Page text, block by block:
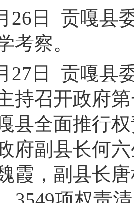
26日 贡嘎县
考察。
27日 贡嘎县
持召开政府
县全面推行
府副县长何
霞，副县长